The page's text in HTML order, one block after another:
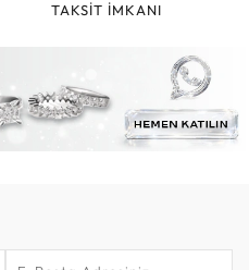
TAKSİT İMKANI